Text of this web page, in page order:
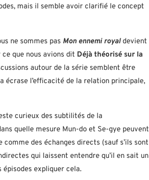
mais il semble avoir clarifié le concept
ne sommes pas Mon ennemi royaldevient
ce que nous avions dit Déjà théorisé sur la
autour de la série semblent être
écrase l’efficacité de la relation principale,
curieux des subtilités de la
quelle mesure Mun-do et Se-gye peuvent
des échanges directs (sauf s’ils sont
qui laissent entendre qu’il en sait un
épisodes expliquer cela.